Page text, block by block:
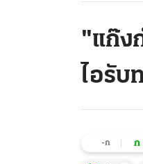
"แก๊ง
ไอรับ
-ก ก